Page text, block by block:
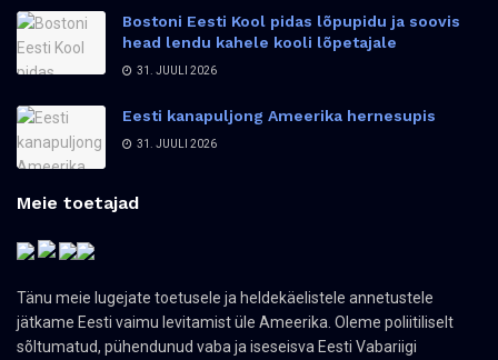
Bostoni Eesti Kool pidas lõpupidu ja soovis
head lendu kahele kooli lõpetajale
31. JUULI 2026
Eesti kanapuljong Ameerika hernesupis
31. JUULI 2026
Meie toetajad
Tänu meie lugejate toetusele ja heldekäelistele annetustele
jätkame Eesti vaimu levitamist üle Ameerika. Oleme poliitiliselt
sõltumatud, pühendunud vaba ja iseseisva Eesti Vabariigi